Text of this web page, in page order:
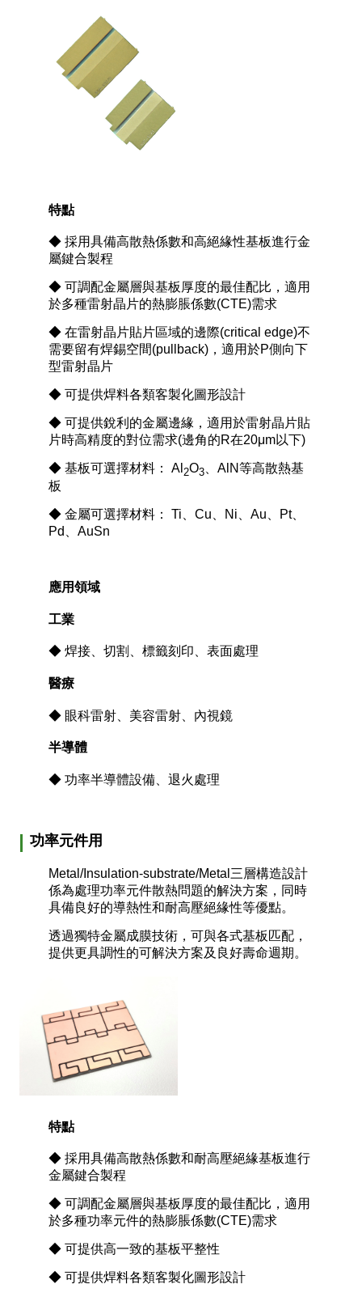
特點
◆ 採用具備高散熱係數和高絕緣性基板進行金
屬鍵合製程
◆ 可調配金屬層與基板厚度的最佳配比，適用
於多種雷射晶片的熱膨脹係數(CTE)需求
◆ 在雷射晶片貼片區域的邊際(critical edge)不
需要留有焊錫空間(pullback)，適用於P側向下
型雷射晶片
◆ 可提供焊料各類客製化圖形設計
◆ 可提供銳利的金屬邊緣，適用於雷射晶片貼
片時高精度的對位需求(邊角的R在20μm以下)
◆ 基板可選擇材料： Al 2O3 、AlN等高散熱基
板
◆ 金屬可選擇材料： Ti、Cu、Ni、Au、Pt、
Pd、AuSn
應用領域
工業
◆ 焊接、切割、標籤刻印、表面處理
醫療
◆ 眼科雷射、美容雷射、內視鏡
半導體
◆ 功率半導體設備、退火處理
功率元件用
Metal/Insulation-substrate/Metal三層構造設計
係為處理功率元件散熱問題的解決方案，同時
具備良好的導熱性和耐高壓絕緣性等優點。
透過獨特金屬成膜技術，可與各式基板匹配，
提供更具調性的可解決方案及良好壽命週期。
特點
◆ 採用具備高散熱係數和耐高壓絕緣基板進行
金屬鍵合製程
◆ 可調配金屬層與基板厚度的最佳配比，適用
於多種功率元件的熱膨脹係數(CTE)需求
◆ 可提供高一致的基板平整性
◆ 可提供焊料各類客製化圖形設計